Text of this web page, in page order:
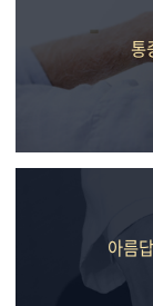
통
아름